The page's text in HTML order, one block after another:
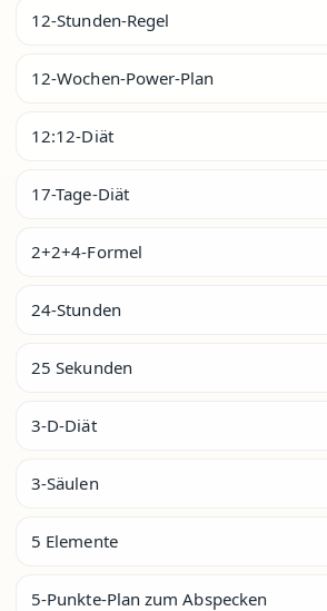
12-Stunden-Regel
12-Wochen-Power-Plan
12:12-Diät
17-Tage-Diät
2+2+4-Formel
24-Stunden
25 Sekunden
3-D-Diät
3-Säulen
5 Elemente
5-Punkte-Plan zum Abspecken